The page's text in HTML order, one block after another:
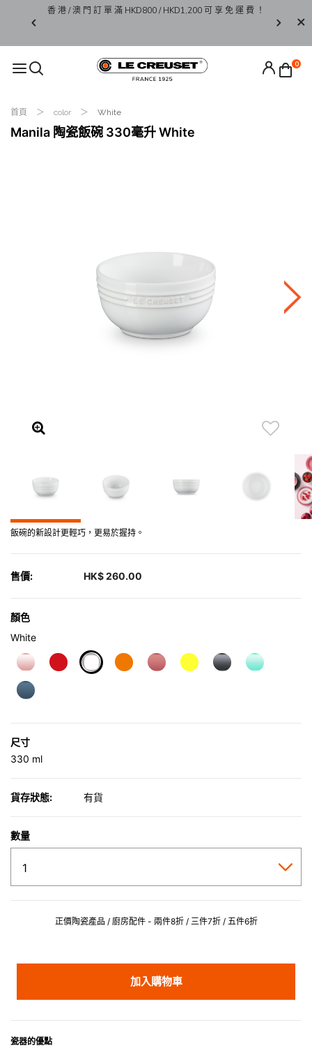
系列
香 港 / 澳 門 訂 單 滿 HKD800 / HKD1,200 可 享 免 運 費 ！
0
首頁 color White
Manila 陶瓷飯碗 330毫升 White
飯碗的新設計更輕巧，更易於握持。
售價: HK$ 260.00
顏色
White
尺寸
330 ml
貨存狀態: 有貨
數量
正價陶瓷產品 / 廚房配件 - 兩件8折 / 三件7折 / 五件6折
加入購物車
瓷器的優點